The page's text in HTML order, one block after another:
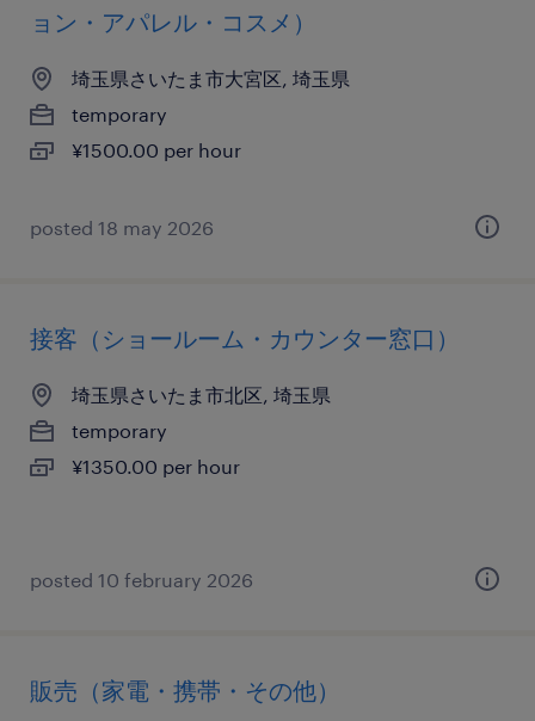
ョン・アパレル・コスメ）
埼玉県さいたま市大宮区, 埼玉県
temporary
¥1500.00 per hour
posted 18 may 2026
接客（ショールーム・カウンター窓口）
埼玉県さいたま市北区, 埼玉県
temporary
¥1350.00 per hour
posted 10 february 2026
販売（家電・携帯・その他）